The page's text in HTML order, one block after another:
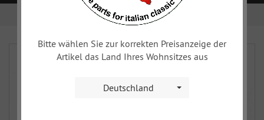
Technik Sportzubehör
Bitte wählen Sie zur korrekten Preisanzeige der
Artikel das Land Ihres Wohnsitzes aus
Deutschland